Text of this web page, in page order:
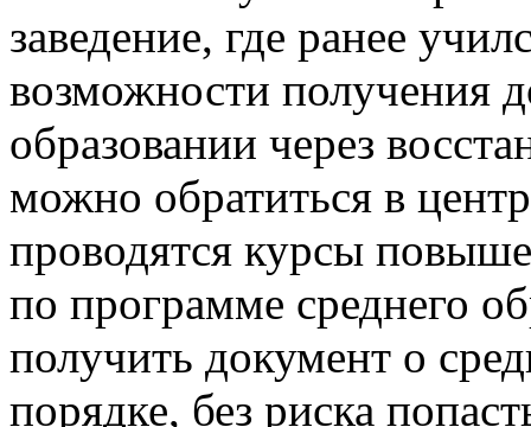
заведение, где ранее
возможности получения
образовании через
можно обратиться в
проводятся курсы
по программе среднего
получить документ о
порядке, без риска